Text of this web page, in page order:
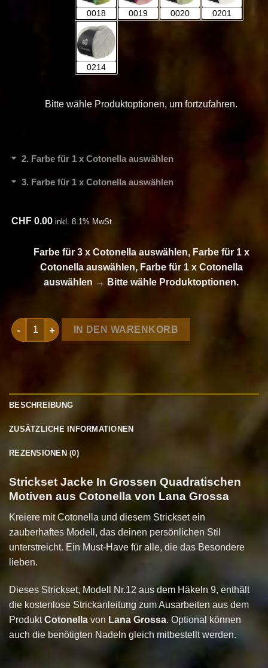
0018 0019 0020 0201
0214
Bitte wähle Produktoptionen, um fortzufahren.
2 Farbe für 1 x Cotonella auswählen
3 Farbe für 1 x Cotonella auswählen
CHF 0.00 inkl. 8.1% MwSt
Farbe für 3 x Cotonella auswählen, Farbe für 1 x
Cotonella auswählen, Farbe für 1 x Cotonella
auswählen → Bitte wähle Produktoptionen.
Strickset Jacke In Grossen Quadratischen Motiven aus
IN DEN WARENKORB
BESCHREIBUNG
ZUSÄTZLICHE INFORMATIONEN
REZENSIONEN (0)
Strickset Jacke In Grossen Quadratischen
Motiven aus Cotonella von Lana Grossa
Kreiere mit Cotonella und diesem Strickset ein
zauberhaftes Modell, das deinen persönlichen Stil
unterstreicht. Ein Must-Have für alle, die das Besondere
lieben.
Dieses Strickset, Modell Nr.12 aus dem Häkeln 9, enthält
die kostenlose Strickanleitung zum Ausarbeiten aus dem
ProduktCotonella von Lana Grossa. Optional können
auch die benötigten Nadeln gleich mitbestellt werden.